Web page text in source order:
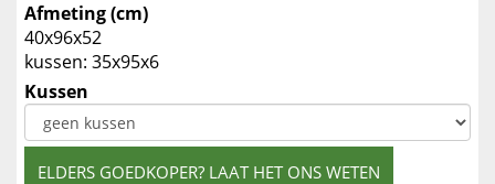
Afmeting (cm)
40x96x52
kussen: 35x95x6
Kussen
ELDERS GOEDKOPER? LAAT HET ONS WETEN